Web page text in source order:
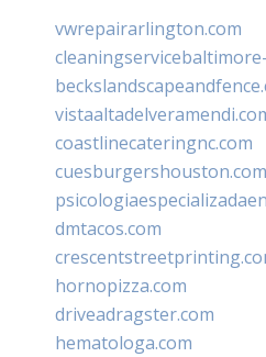
vwrepairarlington.com
coastlinecateringnc.com
cuesburgershouston.com
dmtacos.com
hornopizza.com
driveadragster.com
hematologa.com